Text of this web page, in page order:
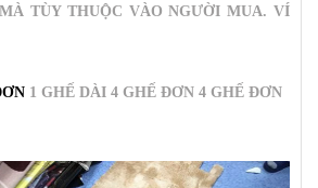
TÙY THUỘC VÀO NGƯỜI MUA. VÍ
1 GHẾ DÀI 4 GHẾ ĐƠN 4 GHẾ ĐƠN